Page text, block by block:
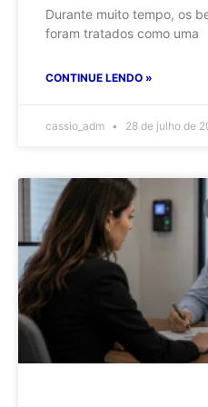
Durante muito tempo, os
foram tratados como uma
CONTINUE LENDO »
cassio_adm 28 de julho de